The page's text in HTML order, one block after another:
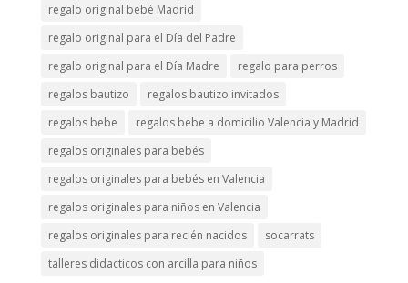
regalo original bebé Madrid
regalo original para el Día del Padre
regalo original para el Día Madre
regalo para perros
regalos bautizo
regalos bautizo invitados
regalos bebe
regalos bebe a domicilio Valencia y Madrid
regalos originales para bebés
regalos originales para bebés en Valencia
regalos originales para niños en Valencia
regalos originales para recién nacidos
socarrats
talleres didacticos con arcilla para niños